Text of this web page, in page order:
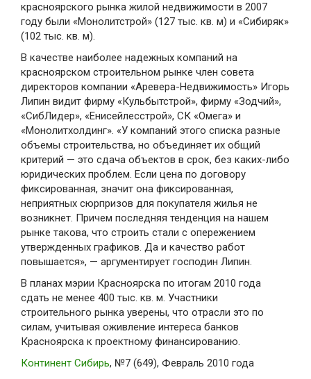
красноярского рынка жилой недвижимости в 2007
году были «Монолитстрой» (127 тыс. кв. м) и «Сибиряк»
(102 тыс. кв. м).
В качестве наиболее надежных компаний на
красноярском строительном рынке член совета
директоров компании «Аревера-Недвижимость» Игорь
Липин видит фирму «Кульбытстрой», фирму «Зодчий»,
«СибЛидер», «Енисейлесстрой», СК «Омега» и
«Монолитхолдинг». «У компаний этого списка разные
объемы строительства, но объединяет их общий
критерий — это сдача объектов в срок, без каких-либо
юридических проблем. Если цена по договору
фиксированная, значит она фиксированная,
неприятных сюрпризов для покупателя жилья не
возникнет. Причем последняя тенденция на нашем
рынке такова, что строить стали с опережением
утвержденных графиков. Да и качество работ
повышается», — аргументирует господин Липин.
В планах мэрии Красноярска по итогам 2010 года
сдать не менее 400 тыс. кв. м. Участники
строительного рынка уверены, что отрасли это по
силам, учитывая оживление интереса банков
Красноярска к проектному финансированию.
Континент Сибирь, №7 (649), Февраль 2010 года